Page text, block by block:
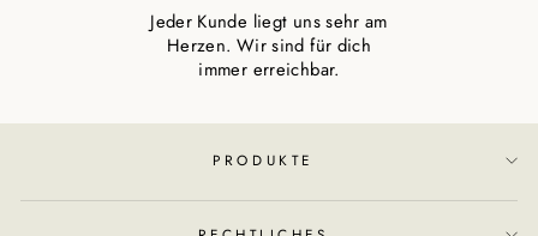
Jeder Kunde liegt uns sehr am
Herzen. Wir sind für dich
immer erreichbar.
PRODUKTE